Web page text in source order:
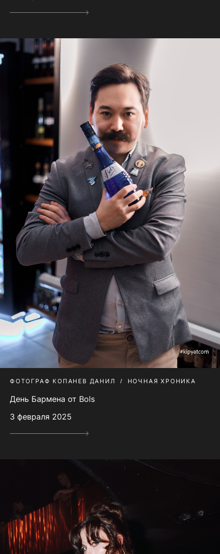
ФОТОГРАФ КОПАНЕВ ДАНИЛ НОЧНАЯ ХРОНИКА
День Бармена от Bols
3 февраля 2025